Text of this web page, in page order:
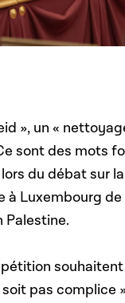
», un «
sont des mots
du débat sur
à Luxembourg
Palestine.
pas complice